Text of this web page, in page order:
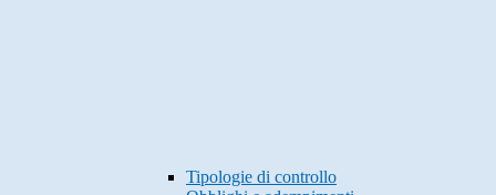
Tipologie di controllo